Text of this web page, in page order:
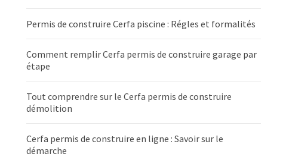
Permis de construire Cerfa piscine : Régles et formalités
Comment remplir Cerfa permis de construire garage par
étape
Tout comprendre sur le Cerfa permis de construire
démolition
Cerfa permis de construire en ligne : Savoir sur le
démarche